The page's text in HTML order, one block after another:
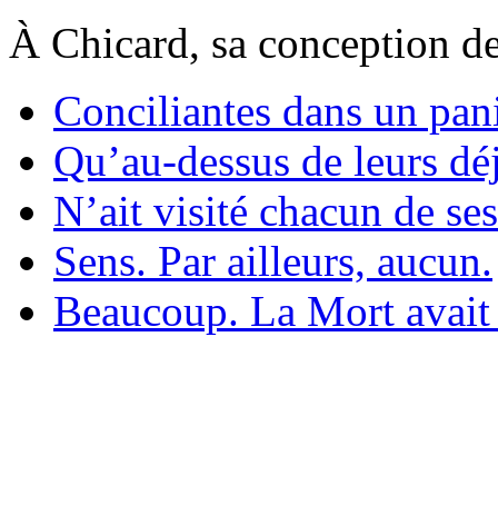
À Chicard, sa conception
Conciliantes dans un
Qu’au-dessus de leurs
N’ait visité chacun de
Sens. Par ailleurs, aucun.
Beaucoup. La Mort